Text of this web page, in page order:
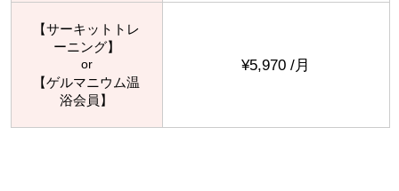
【サーキットトレ
ーニング】
or
【ゲルマニウム温
浴会員】
¥5,970 /月